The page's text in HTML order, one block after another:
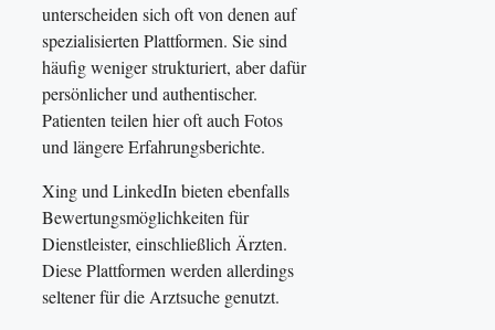
unterscheiden sich oft von denen auf
spezialisierten Plattformen. Sie sind
häufig weniger strukturiert, aber dafür
persönlicher und authentischer.
Patienten teilen hier oft auch Fotos
und längere Erfahrungsberichte.
Xing und LinkedIn bieten ebenfalls
Bewertungsmöglichkeiten für
Dienstleister, einschließlich Ärzten.
Diese Plattformen werden allerdings
seltener für die Arztsuche genutzt.